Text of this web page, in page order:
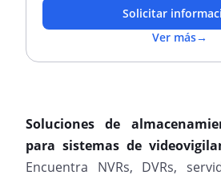
Solicitar
Ver más→
Soluciones de
para sistemas de
Encuentra NVRs, DVRs,